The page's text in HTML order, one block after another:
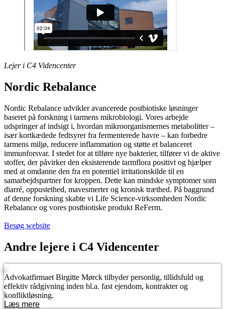
Lejer i C4 Videncenter
Nordic Rebalance
Nordic Rebalance udvikler avancerede postbiotiske løsninger
baseret på forskning i tarmens mikrobiologi. Vores arbejde
udspringer af indsigt i, hvordan mikroorganismernes metabolitter –
især kortkædede fedtsyrer fra fermenterede havre – kan forbedre
tarmens miljø, reducere inflammation og støtte et balanceret
immunforsvar. I stedet for at tilføre nye bakterier, tilfører vi de aktive
stoffer, der påvirker den eksisterende tarmflora positivt og hjælper
med at omdanne den fra en potentiel irritationskilde til en
samarbejdspartner for kroppen. Dette kan mindske symptomer som
diarré, oppustethed, mavesmerter og kronisk træthed. På baggrund
af denne forskning skabte vi Life Science-virksomheden Nordic
Rebalance og vores postbiotiske produkt ReFerm.
Besøg website
Andre lejere i C4 Videncenter
Advokatfirmaet Birgitte Mørck tilbyder personlig, tillidsfuld og
effektiv rådgivning inden bl.a. fast ejendom, kontrakter og
konfliktløsning.
Læs mere